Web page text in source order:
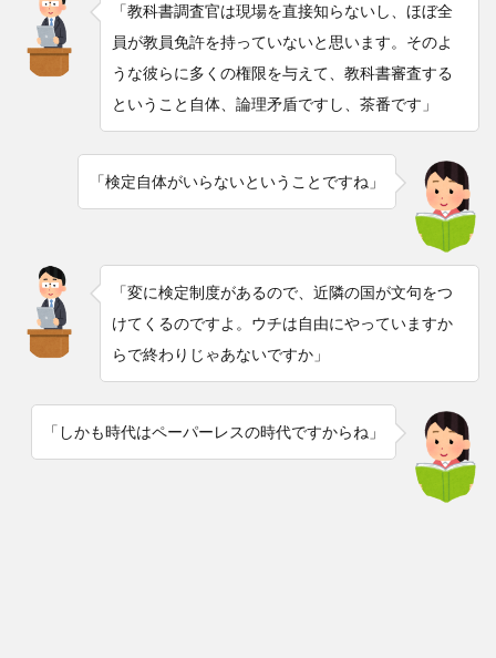
「教科書調査官は現場を直接知らないし、ほぼ全
員が教員免許を持っていないと思います。そのよ
うな彼らに多くの権限を与えて、教科書審査する
ということ自体、論理矛盾ですし、茶番です」
「検定自体がいらないということですね」
「変に検定制度があるので、近隣の国が文句をつ
けてくるのですよ。ウチは自由にやっていますか
らで終わりじゃあないですか」
「しかも時代はペーパーレスの時代ですからね」